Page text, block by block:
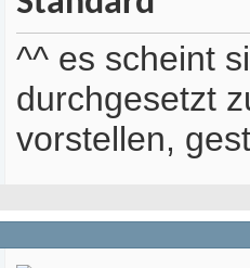
^^ es scheint
durchgesetzt
vorstellen,